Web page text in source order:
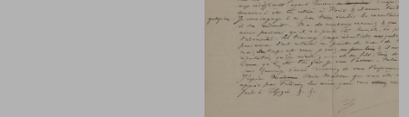
Brouillon de lettre fait par Rops pour être
envoyé à Mme Rops par Dommartin.